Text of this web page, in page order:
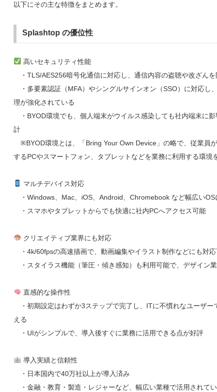
以下にその主な特徴をまとめます。
Splashtop の優位性
高いセキュリティ性能
・TLS/AES256暗号化通信に対応し、通信内容の盗聴や改ざん
・多要素認証（MFA）やシングルサインオン（SSO）に対応し
理が強化されている
・BYOD環境でも、個人端末がウイルス感染しても社内端末に
計
※BYOD環境とは、「Bring Your Own Device」の略で、従業員
するPCやスマートフォン、タブレットなどを業務に利用する環境
マルチデバイス対応
・Windows、Mac、iOS、Android、Chromebook など幅広いOS
・スマホやタブレットからでも快適に社内PCへアクセス可能
クリエイティブ業界にも対応
・4k/60fpsの高速描画で、動画編集やイラスト制作などにも対
・スタイラス機能（筆圧・傾き感知）も利用可能で、デザイン
直感的な操作性
・初期設定はわずか3ステップで完了し、ITに不慣れなユーザー
える
・UIがシンプルで、導入後すぐに業務に活用できる点が好評
導入実績と信頼性
・日本国内で40万社以上が導入済み
・金融・教育・製造・レジャーなど、幅広い業種で活用されて